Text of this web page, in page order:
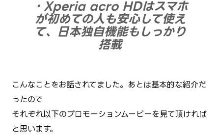
・Xperia acro HDはスマホ
が初めての人も安心して使え
て、日本独自機能もしっかり
搭載
こんなことをお話されてました。あとは基本的な紹介だ
ったので
それぞれ以下のプロモーションムービーを見て頂ければ
と思います。